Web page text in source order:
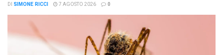
DI SIMONE RICCI 7 AGOSTO 2026 0